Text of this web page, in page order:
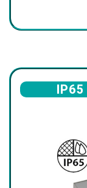
IP65